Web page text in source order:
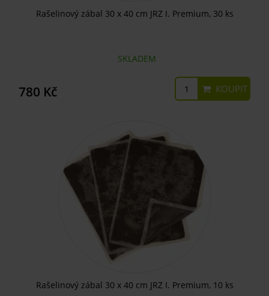
Rašelinový zábal 30 x 40 cm JRZ I. Premium, 30 ks
SKLADEM
780 Kč KOUPIT
Rašelinový zábal 30 x 40 cm JRZ I. Premium, 10 ks